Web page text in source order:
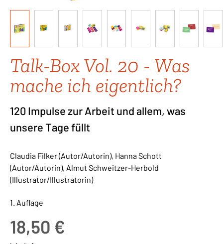
Talk-Box Vol. 20 - Was
mache ich eigentlich?
120 Impulse zur Arbeit und allem, was
unsere Tage füllt
Claudia Filker (Autor/Autorin), Hanna Schott
(Autor/Autorin), Almut Schweitzer-Herbold
(Illustrator/Illustratorin)
1. Auflage
18,50 €